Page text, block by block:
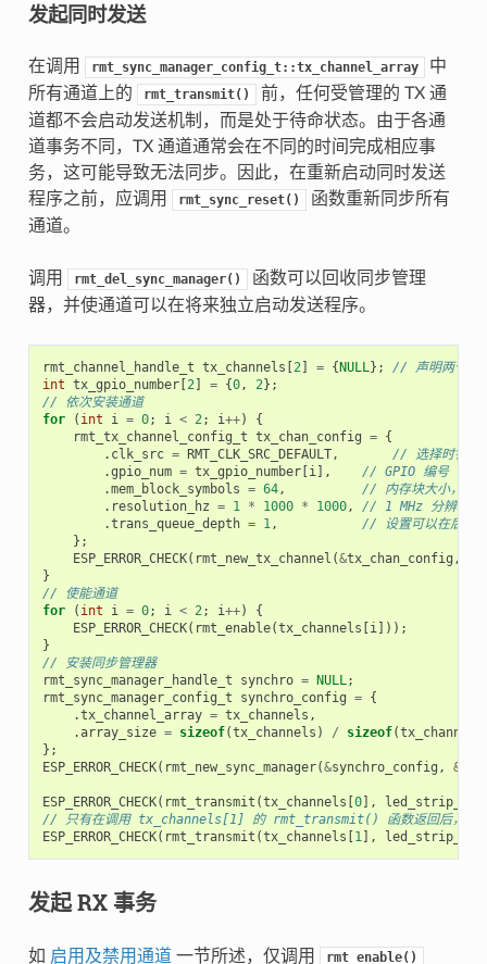
发起同时发送
在调用 rmt_sync_manager_config_t::tx_channel_array
中
所有通道上的
rmt_transmit()
前，任何受管理的 TX 通
道都不会启动发送机制，而是处于待命状态。由于各通
道事务不同，TX 通道通常会在不同的时间完成相应事
务，这可能导致无法同步。因此，在重新启动同时发送
程序之前，应调用
rmt_sync_reset()
函数重新同步所有
通道。
调用 rmt_del_sync_manager()
函数可以回收同步管理
器，并使通道可以在将来独立启动发送程序。
rmt_channel_handle_t tx_channels 2] = { NULL};
// 声明两个通
int tx_gpio_number[ 2] = {0, 2};
// 依次安装通道
for
( int i = 0; i < 2; i++)
{
rmt_tx_channel_config_t tx_chan_config = {
. clk_src = RMT_CLK_SRC_DEFAULT,
// 选择时钟源
.gpio_num = tx_gpio_number[ i],
// GPIO 编号
.mem_block_symbols = 64,
// 内存块大小，
. resolution_hz = 1 * 1000 * 1000,
// 1 MHz 分辨率
.trans_queue_depth = 1,
// 设置可以在后台
};
ESP_ERROR_CHECK( rmt_new_tx_channel (&tx_chan_config ,
}
// 使能通道
for
( int i = 0; i < 2; i++)
{
ESP_ERROR_CHECK( rmt_enable(tx_channels i]));
}
// 安装同步管理器
rmt_sync_manager_handle_t
synchro = NULL;
rmt_sync_manager_config_t
synchro_config = {
.tx_channel_array = tx_channels ,
.array_size = sizeof(tx_channels ) / sizeof(tx_channels
};
ESP_ERROR_CHECK( rmt_new_sync_manager(&synchro_config , &
ESP_ERROR_CHECK( rmt_transmit (tx_channels 0],
// 只有在调用 tx_channels[1] 的 rmt_transmit() 函数返回后，
ESP_ERROR_CHECK( rmt_transmit (tx_channels 1],
发起 RX 事务
如 启用及禁用通道 一节所述，仅调用 rmt_enable()